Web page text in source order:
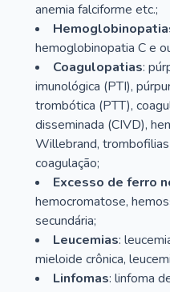
anemia falciforme etc.;
hemoglobinopatia C e
Coagulopatias:
imunológica (PTI),
trombótica (PTT),
disseminada (CIVD),
Willebrand,
coagulação;
Excesso de ferro
hemocromatose,
secundária;
Leucemias:
mieloide crônica,
Linfomas: linfoma